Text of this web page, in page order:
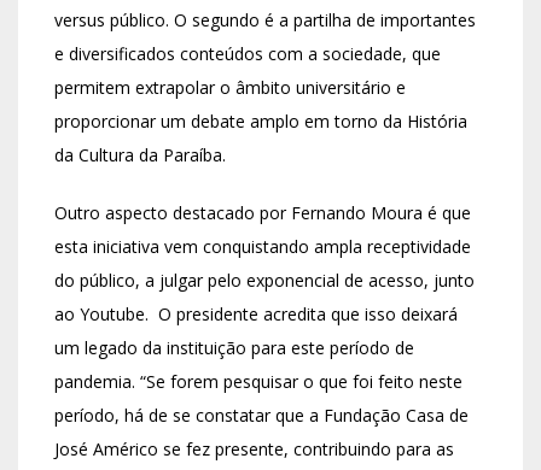
versus público. O segundo é a partilha de importantes
e diversificados conteúdos com a sociedade, que
permitem extrapolar o âmbito universitário e
proporcionar um debate amplo em torno da História
da Cultura da Paraíba.
Outro aspecto destacado por Fernando Moura é que
esta iniciativa vem conquistando ampla receptividade
do público, a julgar pelo exponencial de acesso, junto
ao Youtube. O presidente acredita que isso deixará
um legado da instituição para este período de
pandemia. “Se forem pesquisar o que foi feito neste
período, há de se constatar que a Fundação Casa de
José Américo se fez presente, contribuindo para as